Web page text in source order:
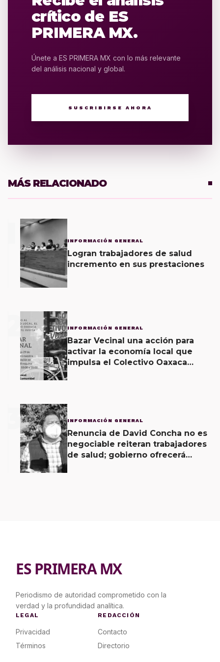
crítico de ES
PRIMERA MX.
Únete a ES PRIMERA MX con lo más relevante
del análisis nacional y global.
SUSCRIBIRSE AHORA
MÁS RELACIONADO
INFORMACIÓN GENERAL
Logran trabajadores de salud
incremento en sus prestaciones
2 INFORMACIÓN GENERAL
Bazar Vecinal una acción para
activar la economía local que
impulsa el Colectivo Oaxaca
3 INFORMACIÓN GENERAL
Renuncia de David Concha no es
negociable reiteran trabajadores
de salud; gobierno ofrecerá
ES PRIMERA MX
Periodismo de autoridad comprometido con la
verdad y la profundidad analítica.
LEGAL
Privacidad
Términos
REDACCIÓN
Contacto
Directorio